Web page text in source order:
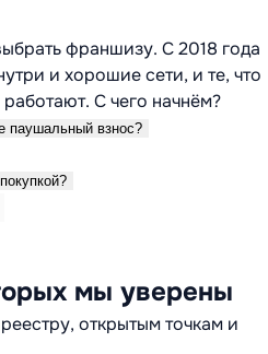
франшизу. С 2018 года
и хорошие сети, и те, что
С чего начнём?
паушальный взнос?
мы уверены
открытым точкам и